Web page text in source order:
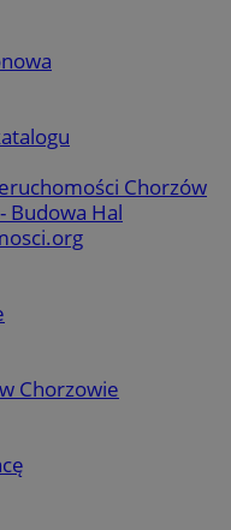
Chorzów
Budowa Hal
Chorzowie